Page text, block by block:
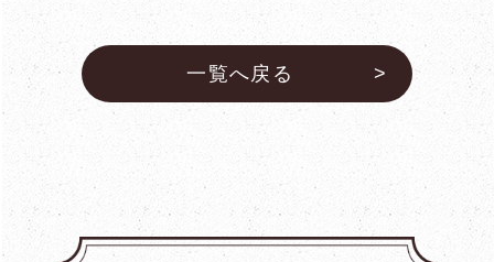
一覧へ戻る